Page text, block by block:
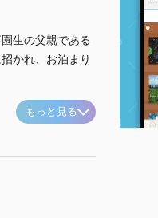
生の父親である
かれ、お泊まり
もっと見る